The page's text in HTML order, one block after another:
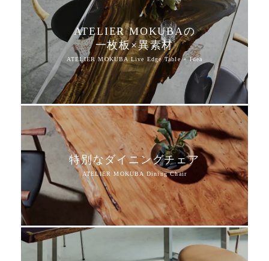
ATELIER MOKUBAの
一枚板×異素材
特別なダイニングチェア